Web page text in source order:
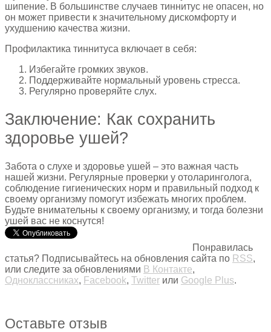
шипение. В большинстве случаев тиннитус не опасен, но
он может привести к значительному дискомфорту и
ухудшению качества жизни.
Профилактика тиннитуса включает в себя:
Избегайте громких звуков.
Поддерживайте нормальный уровень стресса.
Регулярно проверяйте слух.
Заключение: Как сохранить
здоровье ушей?
Забота о слухе и здоровье ушей – это важная часть
нашей жизни. Регулярные проверки у отоларинголога,
соблюдение гигиенических норм и правильный подход к
своему организму помогут избежать многих проблем.
Будьте внимательны к своему организму, и тогда болезни
ушей вас не коснутся!
Понравилась
статья? Подписывайтесь на обновления сайта по RSS,
или следите за обновлениями В Контакте,
Одноклассниках, Facebook, Twitter или Google Plus.
Оставьте отзыв